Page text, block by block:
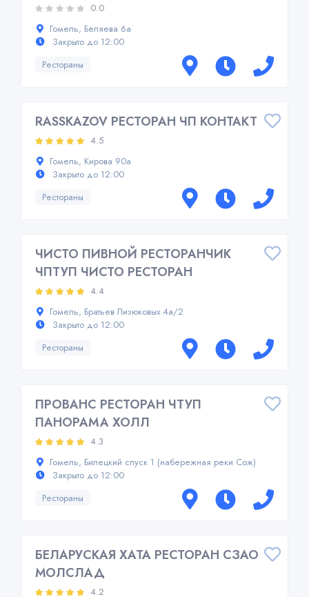
0.0
Гомель, Беляева 6а
Закрыто до 12:00
Рестораны
RASSKAZOV РЕСТОРАН ЧП КОНТАКТ
4.5
Гомель, Кирова 90а
Закрыто до 12:00
Рестораны
ЧИСТО ПИВНОЙ РЕСТОРАНЧИК
ЧПТУП ЧИСТО РЕСТОРАН
4.4
Гомель, Братьев Лизюковых 4а/2
Закрыто до 12:00
Рестораны
ПРОВАНС РЕСТОРАН ЧТУП
ПАНОРАМА ХОЛЛ
4.3
Гомель, Билецкий спуск 1 (набережная реки Сож)
Закрыто до 12:00
Рестораны
БЕЛАРУСКАЯ ХАТА РЕСТОРАН СЗАО
МОЛСЛАД
4.2